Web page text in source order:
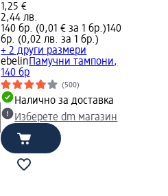
1,25 €
2,44 лв.
140 бр. (0,01 € за 1 бр.)140
бр. (0,02 лв. за 1 бр.)
+ 2 други размери
ebelin Памучни тампони,
140 бр
(500)
Налично за доставка
Изберете dm магазин